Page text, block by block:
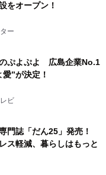
をオープン！
ー
ぷよぷよ 広島企業No.1
”が決定！
ビ
門誌「だん25」発売！
ス軽減、暮らしはもっと